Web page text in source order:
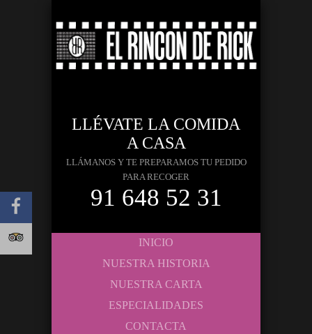
LLÉVATE LA COMIDA
A CASA
LLÁMANOS Y TE PREPARAMOS TU PEDIDO
PARA RECOGER
91 648 52 31
INICIO
NUESTRA HISTORIA
NUESTRA CARTA
ESPECIALIDADES
CONTACTA